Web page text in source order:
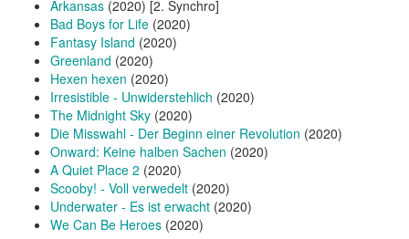
Arkansas (2020) [2. Synchro]
Bad Boys for Life (2020)
Fantasy Island (2020)
Greenland (2020)
Hexen hexen (2020)
Irresistible - Unwiderstehlich (2020)
The Midnight Sky (2020)
Die Misswahl - Der Beginn einer Revolution (2020)
Onward: Keine halben Sachen (2020)
A Quiet Place 2 (2020)
Scooby! - Voll verwedelt (2020)
Underwater - Es ist erwacht (2020)
We Can Be Heroes (2020)